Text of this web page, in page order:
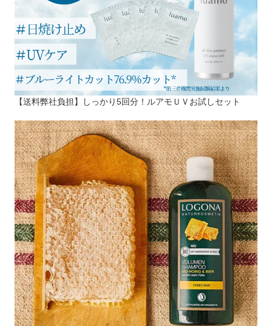
【送料弊社負担】しっかり5回分！ルアモＵＶお試しセット